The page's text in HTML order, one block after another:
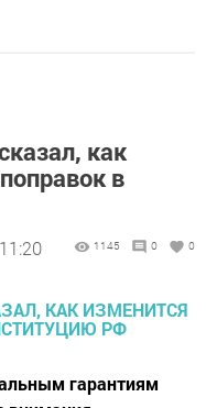
как
в
1145 0 0
гарантиям